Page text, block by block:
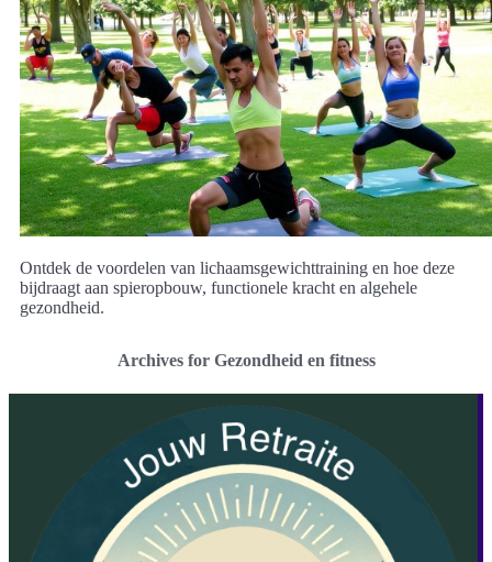
Ontdek de voordelen van lichaamsgewichttraining en hoe deze
bijdraagt aan spieropbouw, functionele kracht en algehele
gezondheid.
Archives for Gezondheid en fitness